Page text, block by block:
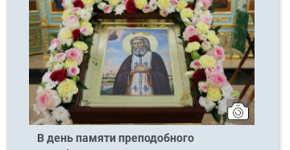
В день памяти преподобного